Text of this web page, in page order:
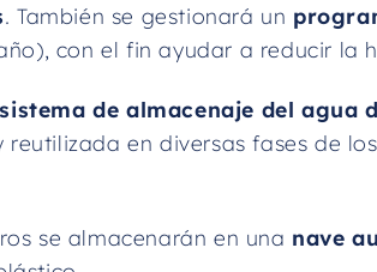
. También se gestionará un
con el fin ayudar a reducir la
sistema de almacenaje del agua
en diversas fases de
se almacenarán en una nave